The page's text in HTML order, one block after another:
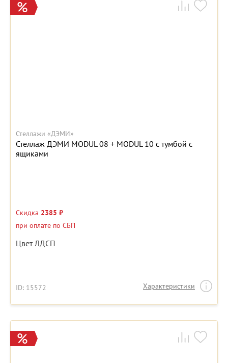
Стеллажи «ДЭМИ»
Стеллаж ДЭМИ MODUL 08 + MODUL 10 с тумбой с
ящиками
Скидка 2385 ₽
при оплате по СБП
Цвет ЛДСП
ID: 15572 Характеристики